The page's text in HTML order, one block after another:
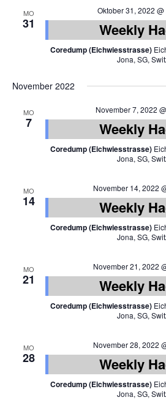
MO
31
Oktober 31, 2022 @
Weekly
Coredump (Eichwiesstrasse)
Jona, SG,
November 2022
MO
7
November 7, 2022
Weekly
Coredump (Eichwiesstrasse)
Jona, SG,
MO
14
November 14, 2022
Weekly
Coredump (Eichwiesstrasse)
Jona, SG,
MO
21
November 21, 2022
Weekly
Coredump (Eichwiesstrasse)
Jona, SG,
MO
28
November 28, 2022
Weekly
Coredump (Eichwiesstrasse)
Jona, SG,